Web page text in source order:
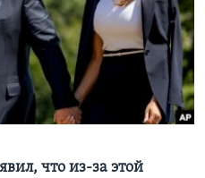
что из-за этой